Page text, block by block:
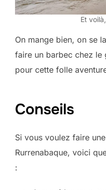
Et
On mange bien, on se
faire un barbec chez le
pour cette folle
Conseils
Si vous voulez faire
Rurrenabaque, voici
: